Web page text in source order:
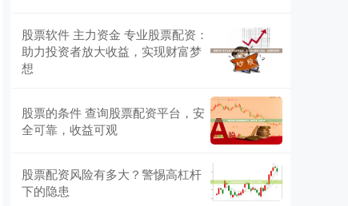
股票软件 主力资金 专业股票配资：
助力投资者放大收益，实现财富梦
想
股票的条件 查询股票配资平台，安
全可靠，收益可观
股票配资风险有多大？警惕高杠杆
下的隐患